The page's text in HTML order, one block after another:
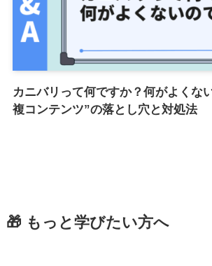
カニバリって何ですか？何がよくな
複コンテンツ”の落とし穴と対処法
🎁 もっと学びたい方へ